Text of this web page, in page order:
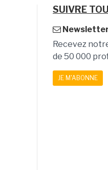
SUIVRE
Recevez
de 50 000
JE M'ABONNE